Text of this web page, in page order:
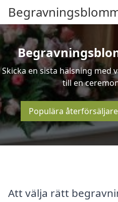
Skicka en sista hälsning med
till en
Populära återförsäljare
Att välja rätt